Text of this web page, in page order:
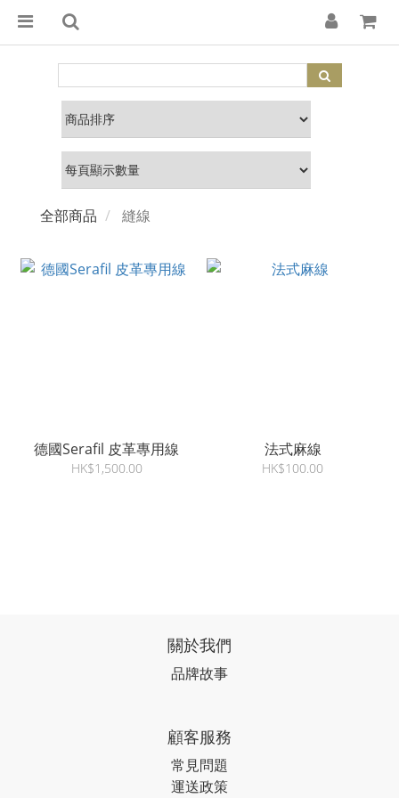
全部商品 縫線
德國Serafil 皮革專用線
HK$1,500.00
法式麻線
HK$100.00
關於我們
品牌故事
顧客服務
常見問題
運送政策